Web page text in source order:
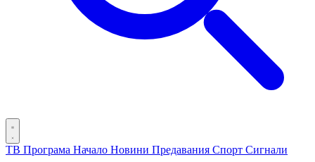
ТВ Програма Начало Новини Предавания Спорт Сигнали